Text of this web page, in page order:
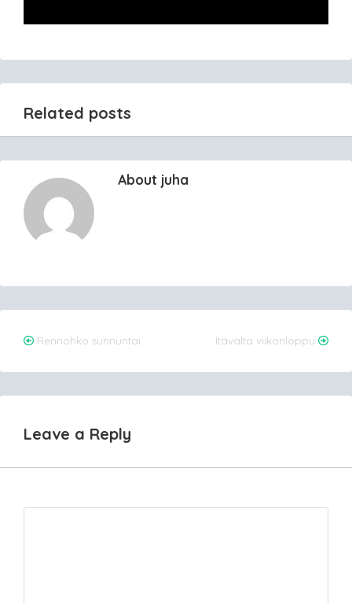
Related posts
About juha
Post
navigation
Rennohko sunnuntai Itävalta viikonloppu
Leave a Reply